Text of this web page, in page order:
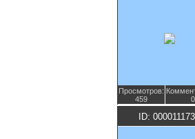
Просмотров:
459
0
ID: